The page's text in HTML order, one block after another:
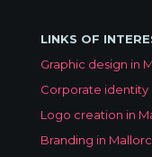
LINKS OF
Graphic design in
Corporate identity
Logo creation in
Branding in